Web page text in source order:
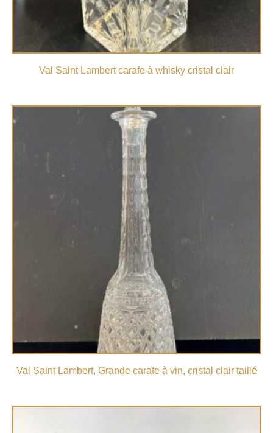
Val Saint Lambert carafe à whisky cristal clair
Val Saint Lambert, Grande carafe à vin, cristal clair taillé